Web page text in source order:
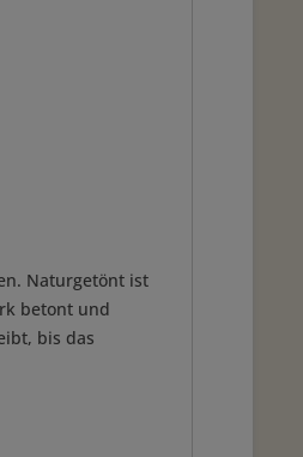
Naturgetönt ist
betont und
bis das